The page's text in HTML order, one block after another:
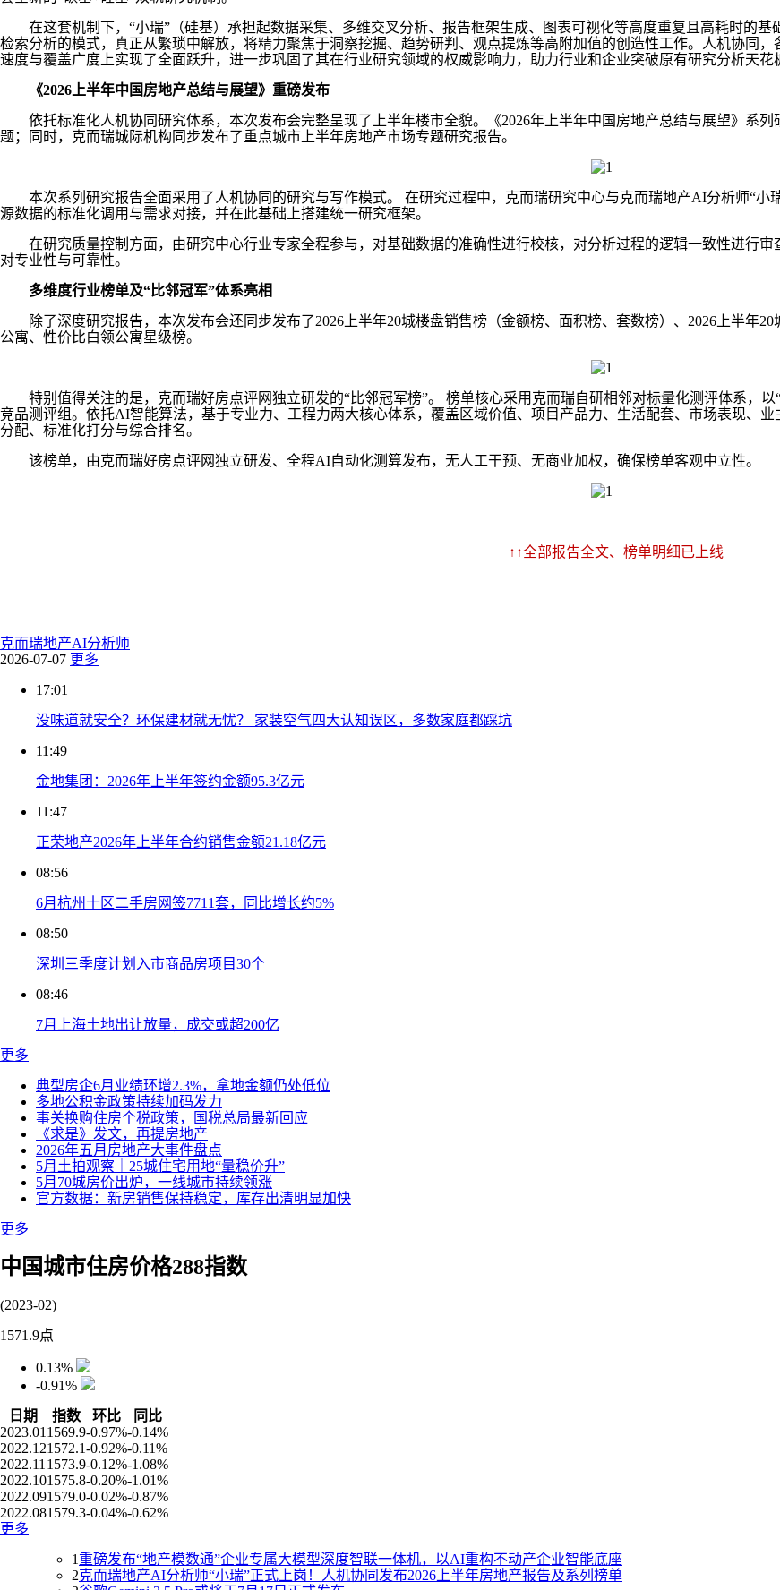
在这套机制下，“小瑞”（硅基）承担起数据采集、多维交叉分析、报告框架生成、图表可视化等高度重复且高耗时的基
检索分析的模式，真正从繁琐中解放，将精力聚焦于洞察挖掘、趋势研判、观点提炼等高附加值的创造性工作。人机协同
速度与覆盖广度上实现了全面跃升，进一步巩固了其在行业研究领域的权威影响力，助力行业和企业突破原有研究分析天花
《2026上半年中国房地产总结与展望》重磅发布
依托标准化人机协同研究体系，本次发布会完整呈现了上半年楼市全貌。《2026年上半年中国房地产总结与展望》系列
题；同时，克而瑞城际机构同步发布了重点城市上半年房地产市场专题研究报告。
本次系列研究报告全面采用了人机协同的研究与写作模式。 在研究过程中，克而瑞研究中心与克而瑞地产AI分析师“小
源数据的标准化调用与需求对接，并在此基础上搭建统一研究框架。
在研究质量控制方面，由研究中心行业专家全程参与，对基础数据的准确性进行校核，对分析过程的逻辑一致性进行审
对专业性与可靠性。
多维度行业榜单及“比邻冠军”体系亮相
除了深度研究报告，本次发布会还同步发布了2026上半年20城楼盘销售榜（金额榜、面积榜、套数榜）、2026上半年
公寓、性价比白领公寓星级榜。
特别值得关注的是，克而瑞好房点评网独立研发的“比邻冠军榜”。 榜单核心采用克而瑞自研相邻对标量化测评体系，
竞品测评组。依托AI智能算法，基于专业力、工程力两大核心体系，覆盖区域价值、项目产品力、生活配套、市场表现、
分配、标准化打分与综合排名。
该榜单，由克而瑞好房点评网独立研发、全程AI自动化测算发布，无人工干预、无商业加权，确保榜单客观中立性。
↑↑全部报告全文、榜单明细已上线
克而瑞地产AI分析师
2026-07-07 更多
17:01
没味道就安全？环保建材就无忧？ 家装空气四大认知误区，多数家庭都踩坑
11:49
金地集团：2026年上半年签约金额95.3亿元
11:47
正荣地产2026年上半年合约销售金额21.18亿元
08:56
6月杭州十区二手房网签7711套，同比增长约5%
08:50
深圳三季度计划入市商品房项目30个
08:46
7月上海土地出让放量，成交或超200亿
更多
典型房企6月业绩环增2.3%，拿地金额仍处低位
多地公积金政策持续加码发力
事关换购住房个税政策，国税总局最新回应
《求是》发文，再提房地产
2026年五月房地产大事件盘点
5月土拍观察｜25城住宅用地“量稳价升”
5月70城房价出炉，一线城市持续领涨
官方数据：新房销售保持稳定，库存出清明显加快
更多
中国城市住房价格288指数
(2023-02)
1571.9点
0.13%
-0.91%
日期
指数 环比
同比
2023.01 1569.9-0.97%-0.14%
2022.121572.1-0.92%-0.11%
2022.11 1573.9-0.12%-1.08%
2022.101575.8-0.20%-1.01%
2022.091579.0-0.02%-0.87%
2022.081579.3-0.04%-0.62%
更多
1 重磅发布“地产模数通”企业专属大模型深度智联一体机，以AI重构不动产企业智能底座
2克而瑞地产AI分析师“小瑞”正式上岗！人机协同发布2026上半年房地产报告及系列榜单